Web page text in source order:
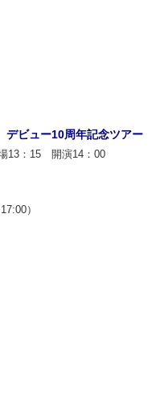
ビュー10周年記念ツアー
13：15 開演14：00
）